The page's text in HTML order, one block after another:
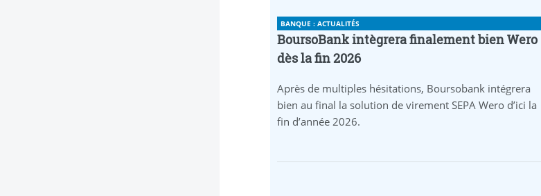
BANQUE : ACTUALITÉS
BoursoBank intègrera finalement bien Wero
dès la fin 2026
Après de multiples hésitations, Boursobank intégrera
bien au final la solution de virement SEPA Wero d’ici la
fin d’année 2026.